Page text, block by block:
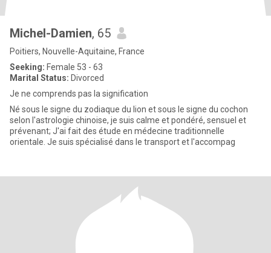
Michel-Damien, 65
Poitiers, Nouvelle-Aquitaine, France
Seeking: Female 53 - 63
Marital Status: Divorced
Je ne comprends pas la signification
Né sous le signe du zodiaque du lion et sous le signe du cochon
selon l'astrologie chinoise, je suis calme et pondéré, sensuel et
prévenant; J'ai fait des étude en médecine traditionnelle
orientale. Je suis spécialisé dans le transport et l'accompag